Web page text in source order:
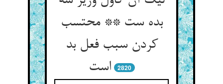
بده ست ** محتسب
کردن سبب فعل بد
است‏
2820